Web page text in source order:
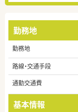
勤務地
勤務地
路線・交通手段
通勤交通費
基本情報